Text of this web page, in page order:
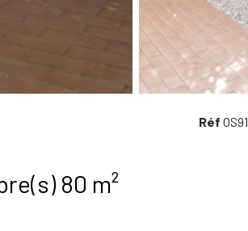
Maison 4 pièce(s) 3 chambre(s) 80 m²
Réf OS91